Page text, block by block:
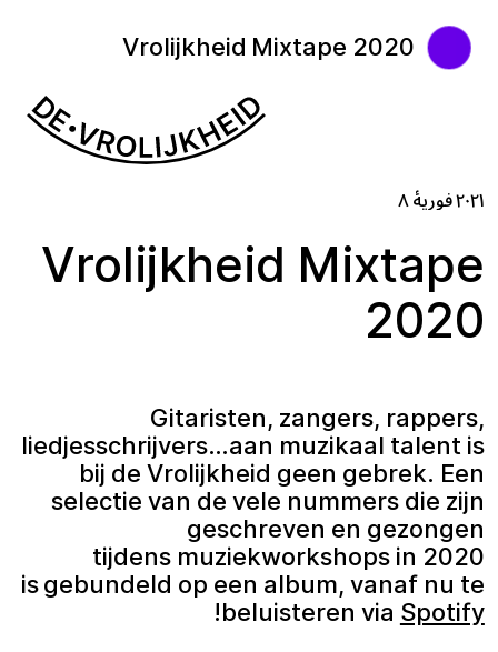
Vrolijkheid Mixtape 2020
۲۰۲۱ فوریهٔ ۸
Vrolijkheid Mixtape
2020
Gitaristen, zangers, rappers,
liedjesschrijvers…aan muzikaal talent is
bij de Vrolijkheid geen gebrek. Een
selectie van de vele nummers die zijn
geschreven en gezongen
tijdens muziekworkshops in 2020
is gebundeld op een album, vanaf nu te
beluisteren via Spotify
!